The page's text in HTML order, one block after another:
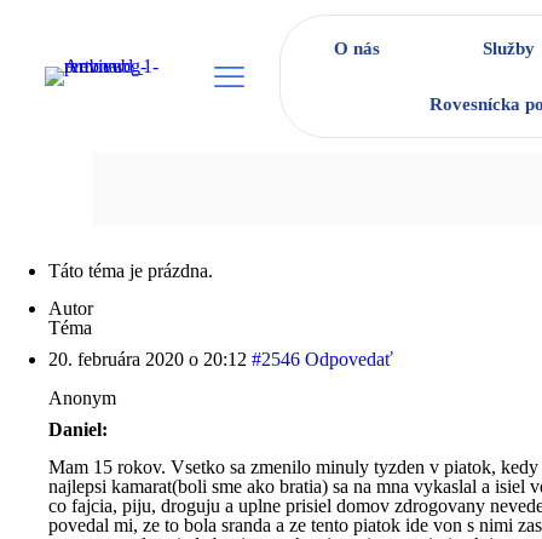
O nás Služby
Rovesnícka
Táto téma je prázdna.
Autor
Téma
20. februára 2020 o 20:12 #2546 Odpovedať
Anonym
Daniel:
Mam 15 rokov. Vsetko sa zmenilo minuly tyzden v piatok,
najlepsi kamarat(boli sme ako bratia) sa na mna vykaslal a isiel
co fajcia, piju, droguju a uplne prisiel domov zdrogovany
povedal mi, ze to bola sranda a ze tento piatok ide von s nimi